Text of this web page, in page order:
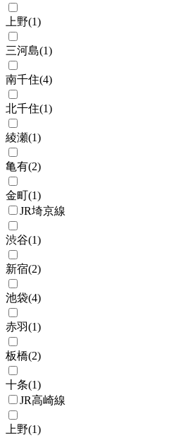
上野(1)
三河島(1)
南千住(4)
北千住(1)
綾瀬(1)
亀有(2)
金町(1)
JR埼京線
渋谷(1)
新宿(2)
池袋(4)
赤羽(1)
板橋(2)
十条(1)
JR高崎線
上野(1)